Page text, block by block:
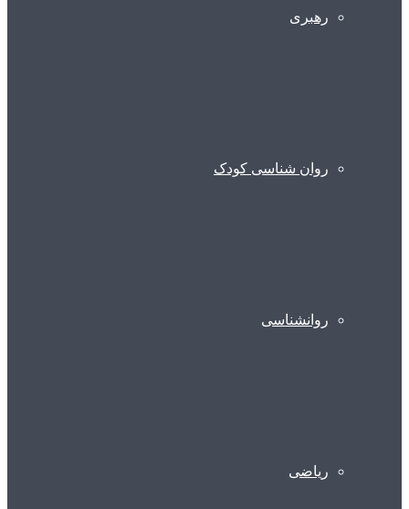
رهبری
روان شناسی کودک
روانشناسی
ریاضی